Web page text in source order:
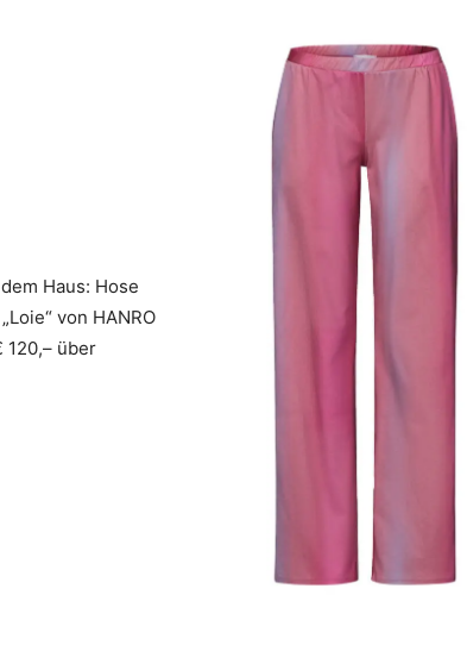
Haus: Hose
von HANRO
120,– über